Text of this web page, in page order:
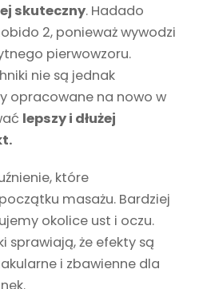
skuteczny. Hadado
2, ponieważ wywodzi
pierwowzoru.
nie są jednak
opracowane na nowo w
lepszy i dłużej
które
masażu. Bardziej
okolice ust i oczu.
sprawiają, że efekty są
i zbawienne dla